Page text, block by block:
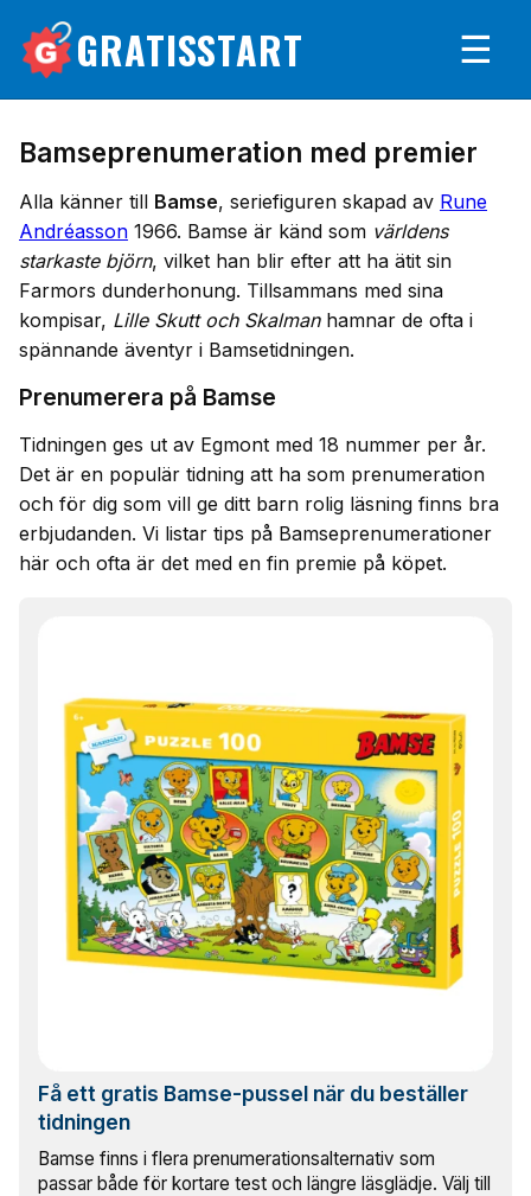
GRATISSTART ☰
Bamseprenumeration med premier
Alla känner till Bamse, seriefiguren skapad av Rune
Andréasson 1966. Bamse är känd som världens
starkaste björn, vilket han blir efter att ha ätit sin
Farmors dunderhonung. Tillsammans med sina
kompisar, Lille Skutt och Skalmanhamnar de ofta i
spännande äventyr i Bamsetidningen.
Prenumerera på Bamse
Tidningen ges ut av Egmont med 18 nummer per år.
Det är en populär tidning att ha som prenumeration
och för dig som vill ge ditt barn rolig läsning finns bra
erbjudanden. Vi listar tips på Bamseprenumerationer
här och ofta är det med en fin premie på köpet.
Få ett gratis Bamse-pussel när du beställer
tidningen
Bamse finns i flera prenumerationsalternativ som
passar både för kortare test och längre läsglädje. Välj till